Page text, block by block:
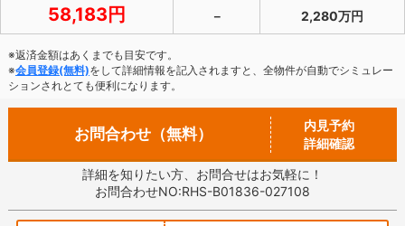
58,183円 － 2,280万円
※返済金額はあくまでも目安です。
※会員登録(無料)をして詳細情報を記入されますと、全物件が自動でシミュレー
ションされとても便利になります。
お問合わせ（無料）
内見予約
詳細確認
詳細を知りたい方、お問合せはお気軽に！
お問合わせNO:RHS-B01836-027108